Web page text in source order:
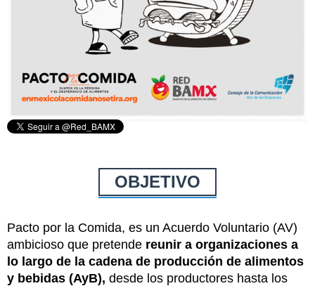
OBJETIVO
Pacto por la Comida, es un Acuerdo Voluntario (AV)
ambicioso que pretende reunir a organizaciones a
lo largo de la cadena de producción de alimentos
y bebidas (AyB), desde los productores hasta los